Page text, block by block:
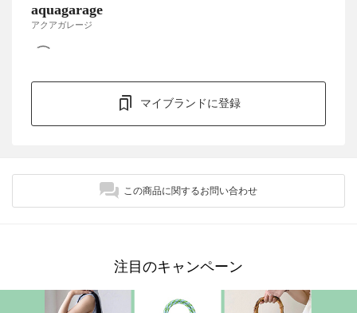
aquagarage
アクアガレージ
マイブランドに登録
この商品に関するお問い合わせ
注目のキャンペーン